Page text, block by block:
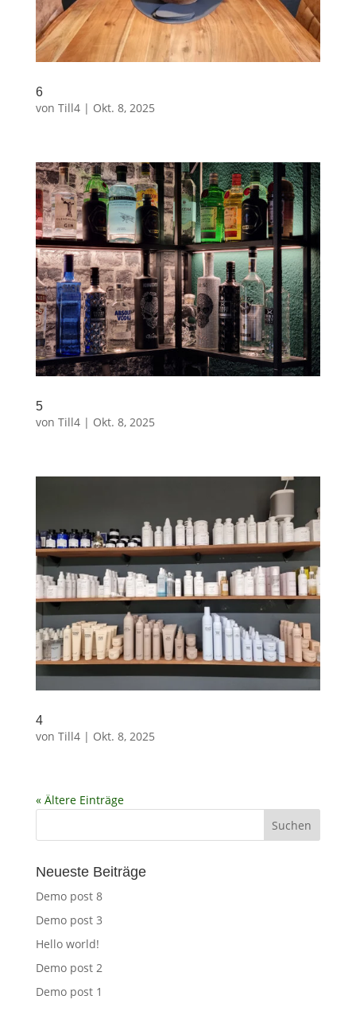
6
von Till4| Okt. 8, 2025
5
von Till4| Okt. 8, 2025
4
von Till4| Okt. 8, 2025
« Ältere Einträge
Neueste Beiträge
Demo post 8
Demo post 3
Hello world!
Demo post 2
Demo post 1